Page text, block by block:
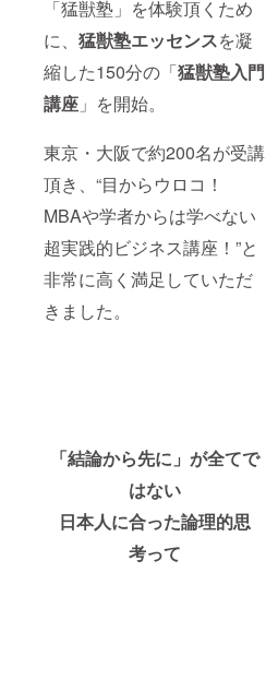
「猛獣塾」を体験頂くため
に、 猛獣塾エッセンスを凝
縮した150分の「猛獣塾入門
講座 」を開始。
東京・大阪で約200名が受講
頂き、“目からウロコ！
MBAや学者からは学べない
超実践的ビジネス講座！”と
非常に高く満足していただ
きました。
「結論から先に」が全てで
はない
日本人に合った論理的思
考って